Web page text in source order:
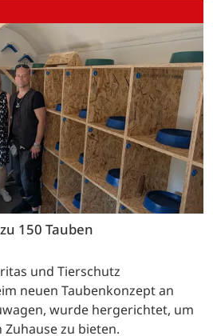
150 Tauben
und Tierschutz
neuen Taubenkonzept an
wurde hergerichtet, um
Zuhause zu bieten.